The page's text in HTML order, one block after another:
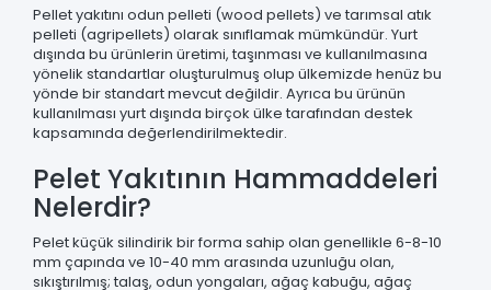
Pellet yakıtını odun pelleti (wood pellets) ve tarımsal atık
pelleti (agripellets) olarak sınıflamak mümkündür. Yurt
dışında bu ürünlerin üretimi, taşınması ve kullanılmasına
yönelik standartlar oluşturulmuş olup ülkemizde henüz bu
yönde bir standart mevcut değildir. Ayrıca bu ürünün
kullanılması yurt dışında birçok ülke tarafından destek
kapsamında değerlendirilmektedir.
Pelet Yakıtının Hammaddeleri
Nelerdir?
Pelet küçük silindirik bir forma sahip olan genellikle 6-8-10
mm çapında ve 10-40 mm arasında uzunluğu olan,
sıkıştırılmış; talaş, odun yongaları, ağaç kabuğu, ağaç